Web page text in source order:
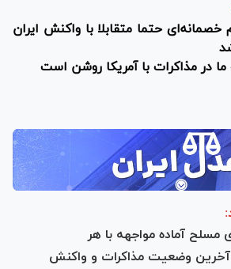
خصمانه‌ای حتما متقابلا با واکنش ایران
ما در مذاکرات با آمریکا روشن است
مسلح آماده مواجهه با هر
وضعیت مذاکرات و واکنش